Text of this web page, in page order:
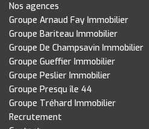
Nos agences
Groupe Arnaud Fay Immobilier
Groupe Bariteau Immobilier
Groupe De Champsavin Immobilier
Groupe Gueffier Immobilier
Groupe Peslier Immobilier
Groupe Presqu île 44
Groupe Tréhard Immobilier
Recrutement